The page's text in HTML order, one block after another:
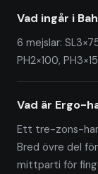
Vad ingår i
6 mejslar:
PH2×100,
Vad är Ergo-
Ett tre-zons-
Bred övre del
mittparti för